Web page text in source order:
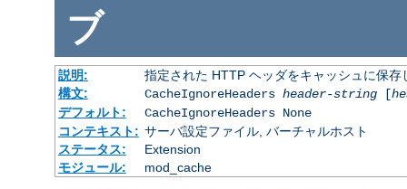
ブ
説明:
指定された HTTP ヘッダをキャッシュに保存
構文:
CacheIgnoreHeaders header-string[
デフォルト:
CacheIgnoreHeaders None
コンテキスト: サーバ設定ファイル, バーチャルホスト
ステータス:
Extension
モジュール:
mod_cache